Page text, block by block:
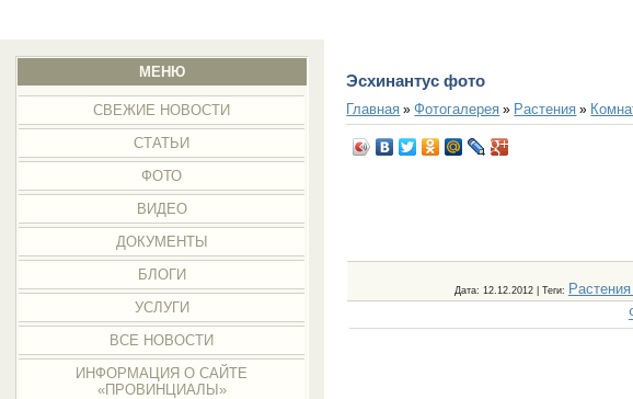
МЕНЮ
СВЕЖИЕ НОВОСТИ
СТАТЬИ
ФОТО
ВИДЕО
ДОКУМЕНТЫ
БЛОГИ
УСЛУГИ
ВСЕ НОВОСТИ
ИНФОРМАЦИЯ О САЙТЕ
«ПРОВИНЦИАЛЫ»
Эсхинантус фото
Главная »Фотогалерея » Растения »
Дата: 12.12.2012 | Теги: